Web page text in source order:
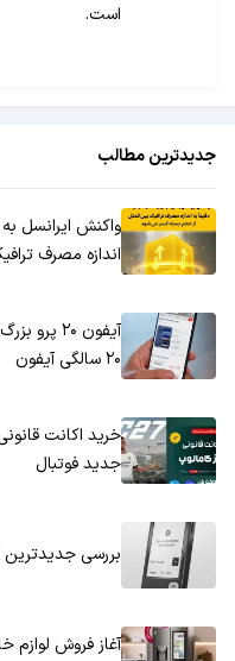
است.
جدیدترین مطالب
واکنش ایرانسل
اندازه مصرف
آیفون ۲۰
۲۰ سالگی آیفون
جدید فوتبال
بررسی
آغاز فروش لوازم